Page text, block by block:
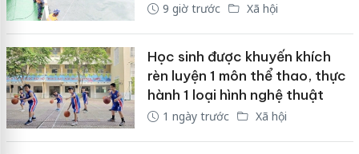
9 giờ trước Xã hội
Học sinh được khuyến khích
rèn luyện 1 môn thể thao, thực
hành 1 loại hình nghệ thuật
1 ngày trước Xã hội